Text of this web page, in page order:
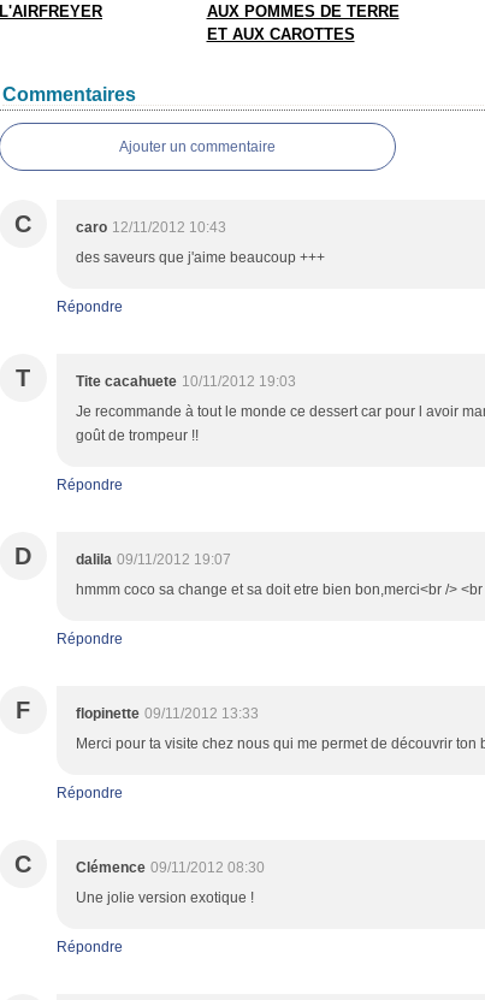
L'AIRFREYER
AUX POMMES DE TERRE
ET AUX CAROTTES
Commentaires
Ajouter un commentaire
C caro 12/11/2012 10:43
des saveurs que j'aime beaucoup +++
Répondre
T Tite cacahuete 10/11/2012 19:03
Je recommande à tout le monde ce dessert car pour l avoir
goût de trompeur !!
Répondre
D dalila 09/11/2012 19:07
hmmm coco sa change et sa doit etre bien bon,merci<br />
Répondre
F flopinette 09/11/2012 13:33
Merci pour ta visite chez nous qui me permet de découvrir ton
Répondre
C Clémence 09/11/2012 08:30
Une jolie version exotique !
Répondre